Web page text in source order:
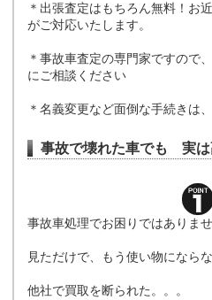
＊出張査定はもちろん無料！お
がご対応いたします。
＊事故車査定の専門家ですので
にご相談ください
＊名義変更など面倒な手続きは
事故で壊れた車でも 実は
事故車処理でお困りではありま
見ただけで、もう使い物にならな
他社で買取を断られた。。。